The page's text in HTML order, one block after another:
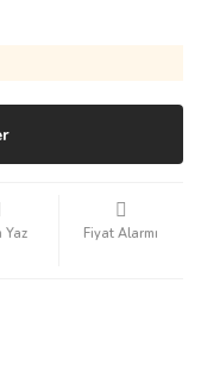
Yaz Fiyat Alarmı